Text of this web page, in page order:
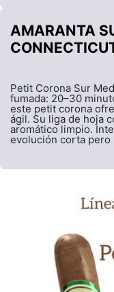
AMARANTA
Petit Corona Sur
fumada: 20–30
este petit corona
ágil. Su liga de hoja
aromático limpio.
evolución corta pero